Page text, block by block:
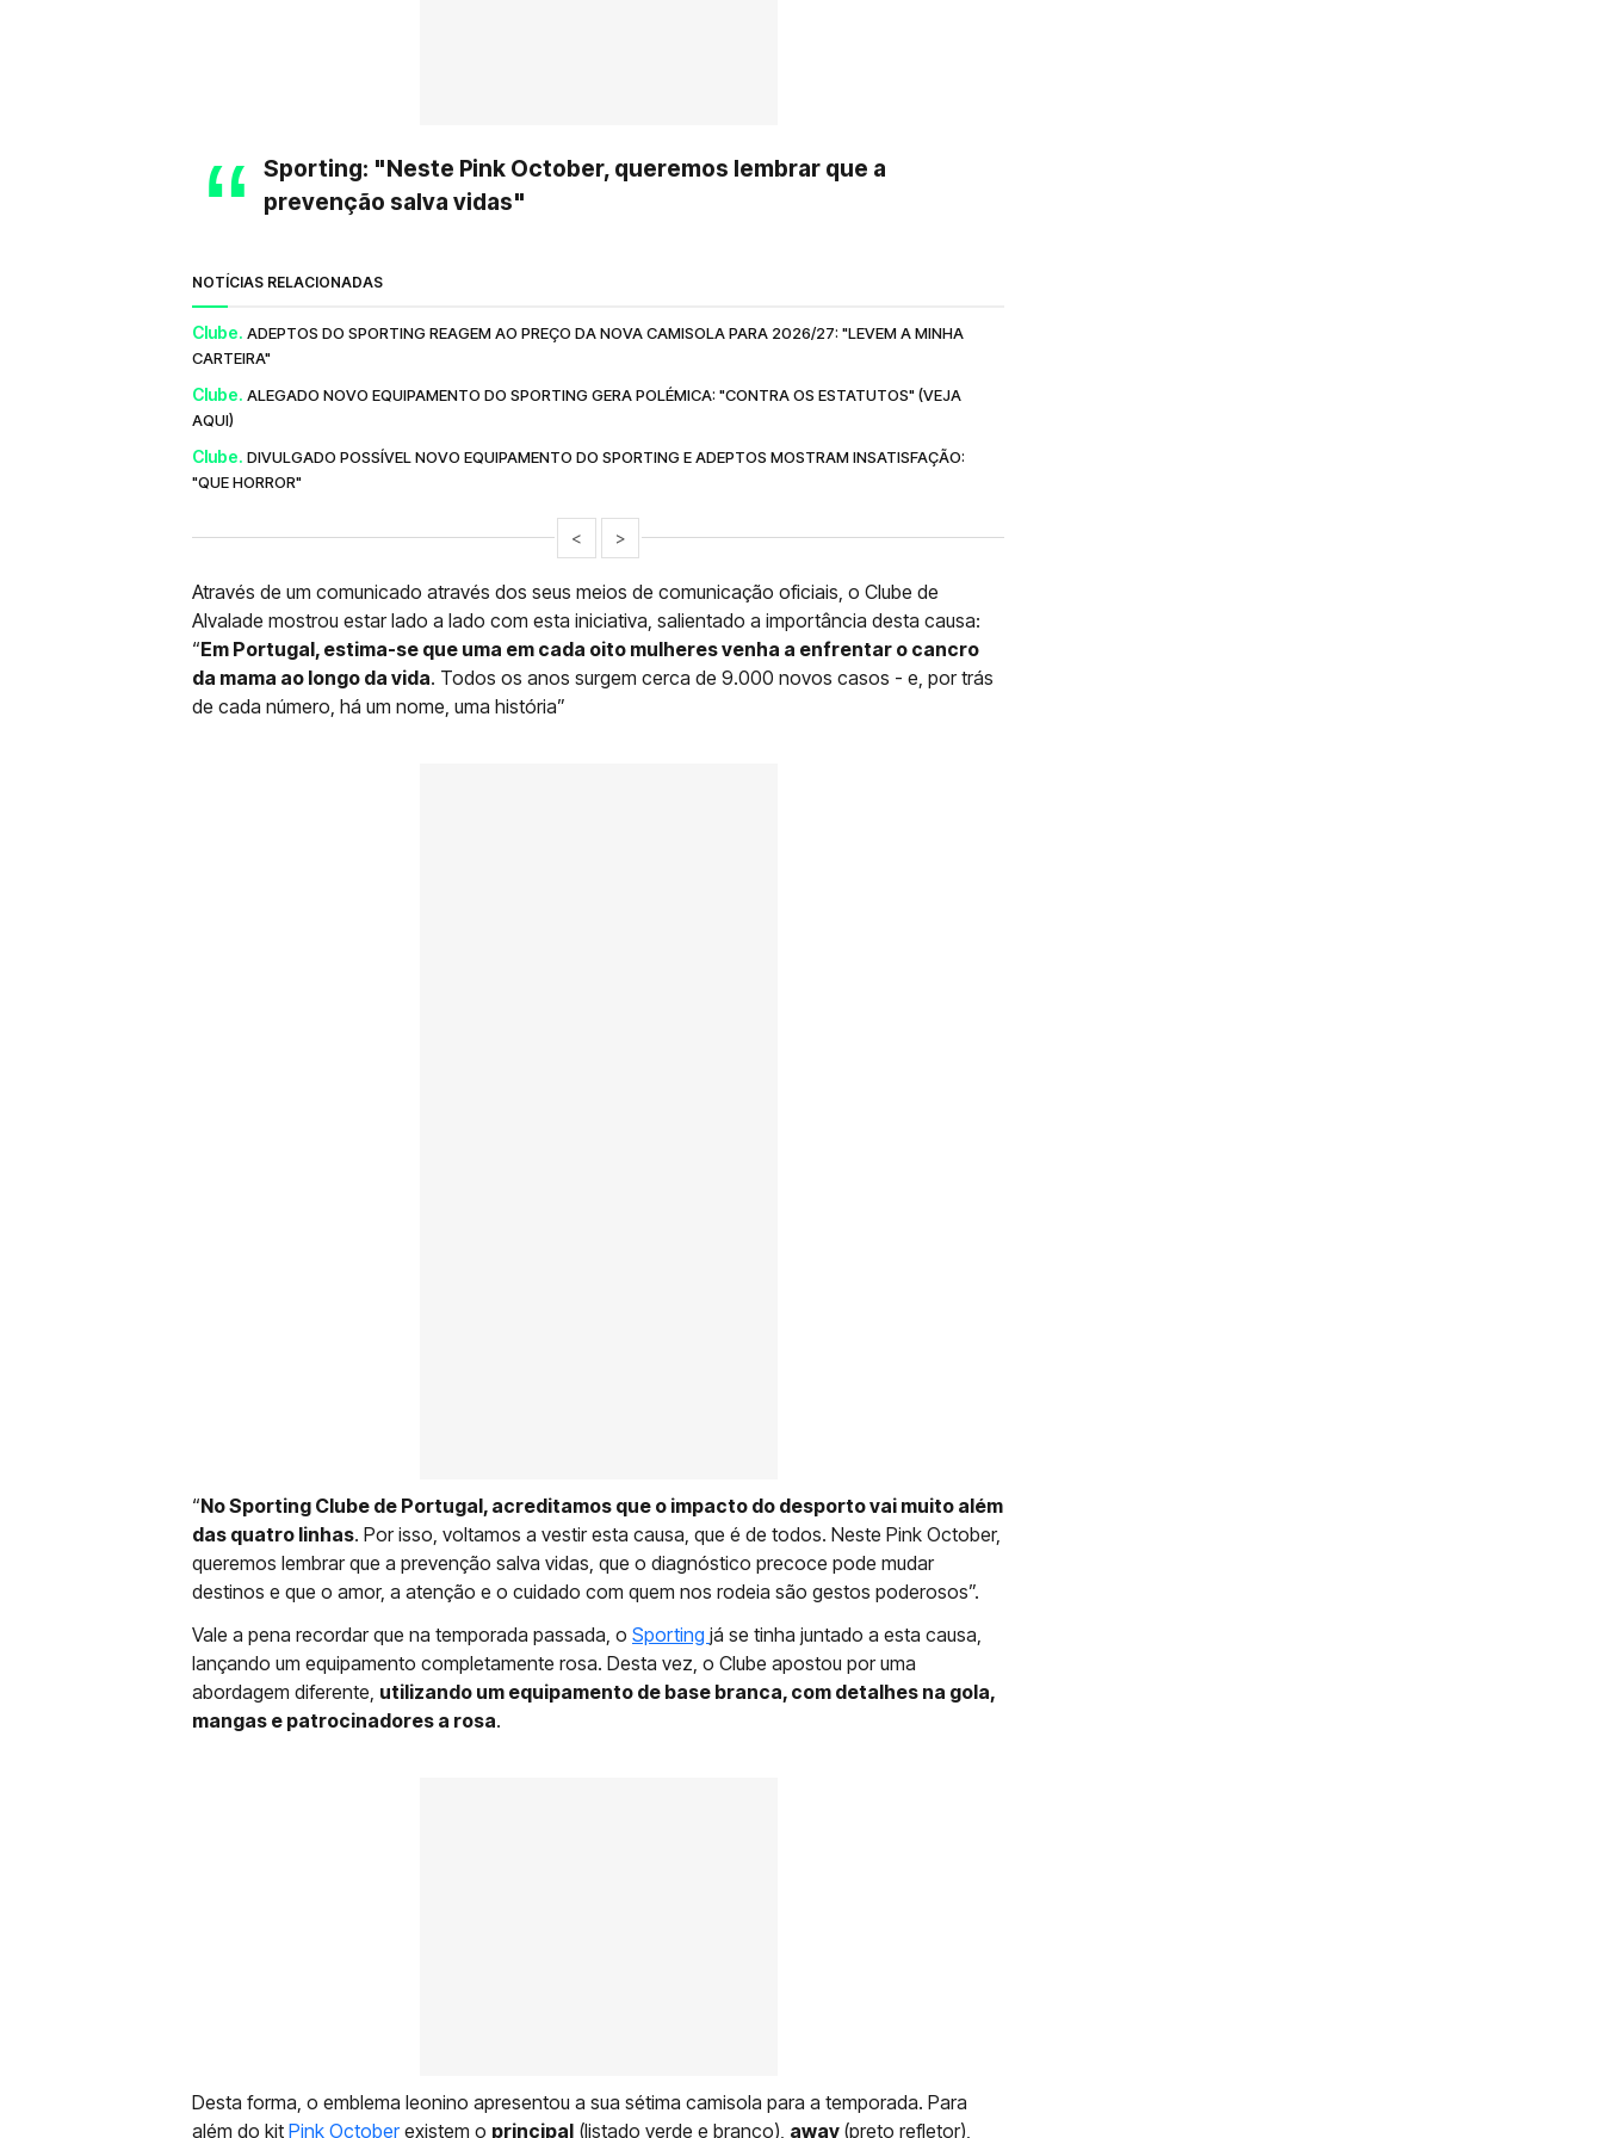
Sporting: "Neste Pink October, queremos lembrar que a
prevenção salva vidas"
NOTÍCIAS RELACIONADAS
Clube. ADEPTOS DO SPORTING REAGEM AO PREÇO DA NOVA CAMISOLA PARA 2026/27: "LEVEM A MINHA
CARTEIRA"
Clube. ALEGADO NOVO EQUIPAMENTO DO SPORTING GERA POLÉMICA: "CONTRA OS ESTATUTOS" (VEJA
AQUI)
Clube. DIVULGADO POSSÍVEL NOVO EQUIPAMENTO DO SPORTING E ADEPTOS MOSTRAM INSATISFAÇÃO:
"QUE HORROR"
< >
Através de um comunicado através dos seus meios de comunicação oficiais, o Clube de
Alvalade mostrou estar lado a lado com esta iniciativa, salientado a importância desta causa:
“Em Portugal, estima-se que uma em cada oito mulheres venha a enfrentar o cancro
da mama ao longo da vida. Todos os anos surgem cerca de 9.000 novos casos - e, por trás
de cada número, há um nome, uma história”
“No Sporting Clube de Portugal, acreditamos que o impacto do desporto vai muito além
das quatro linhas. Por isso, voltamos a vestir esta causa, que é de todos. Neste Pink October,
queremos lembrar que a prevenção salva vidas, que o diagnóstico precoce pode mudar
destinos e que o amor, a atenção e o cuidado com quem nos rodeia são gestos poderosos”.
Vale a pena recordar que na temporada passada, o Sporting já se tinha juntado a esta causa,
lançando um equipamento completamente rosa. Desta vez, o Clube apostou por uma
abordagem diferente, utilizando um equipamento de base branca, com detalhes na gola,
mangas e patrocinadores a rosa.
Desta forma, o emblema leonino apresentou a sua sétima camisola para a temporada. Para
além do kit Pink Octoberexistem o principal (listado verde e branco), away (preto refletor),